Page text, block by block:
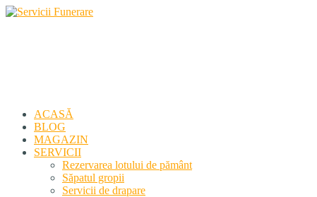
ACASĂ
BLOG
MAGAZIN
SERVICII
Rezervarea lotului de pământ
Săpatul gropii
Servicii de drapare